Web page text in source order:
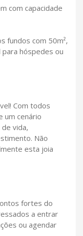
com capacidade
fundos com 50m²,
para hóspedes ou
Com todos
um cenário
vida,
Não
esta joia
fortes do
a entrar
ou agendar